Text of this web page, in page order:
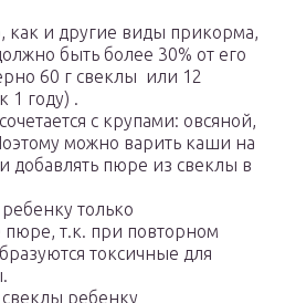
как и другие виды прикорма,
быть более 30% от его
60 г свеклы или 12
1 году) .
с крупами: овсяной,
можно варить каши на
добавлять пюре из свеклы в
только
т.к. при повторном
токсичные для
ребенку